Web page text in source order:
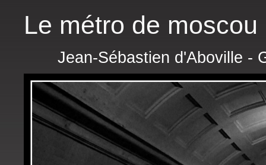
Le métro de moscou
Jean-Sébastien d'Aboville -